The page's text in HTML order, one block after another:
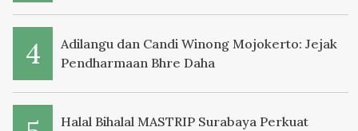
Adilangu dan Candi Winong Mojokerto: Jejak
Pendharmaan Bhre Daha
Halal Bihalal MASTRIP Surabaya Perkuat